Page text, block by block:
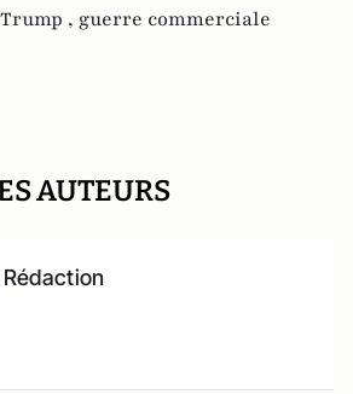
, guerre commerciale
AUTEURS